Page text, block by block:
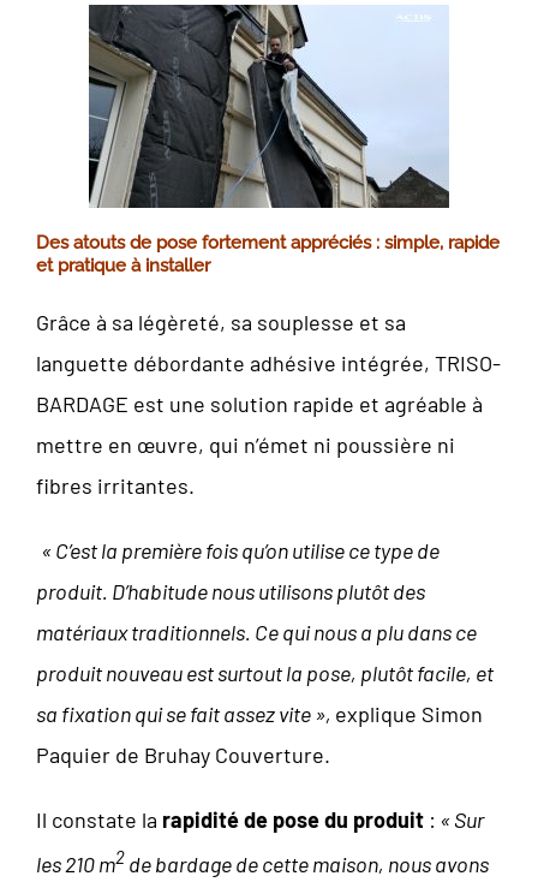
Des atouts de pose fortement appréciés : simple, rapide
et pratique à installer
Grâce à sa légèreté, sa souplesse et sa
languette débordante adhésive intégrée, TRISO-
BARDAGE est une solution rapide et agréable à
mettre en œuvre, qui n’émet ni poussière ni
fibres irritantes.
« C’est la première fois qu’on utilise ce type de
produit. D’habitude nous utilisons plutôt des
matériaux traditionnels. Ce qui nous a plu dans ce
produit nouveau est surtout la pose, plutôt facile, et
sa fixation qui se fait assez vite », explique Simon
Paquier de Bruhay Couverture.
Il constate la rapidité de pose du produit : « Sur
les 210 m2 de bardage de cette maison, nous avons